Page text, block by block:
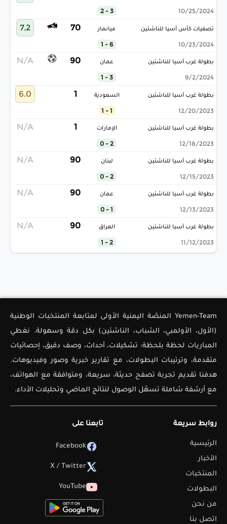
10/25/2024
3 - 2
تصفيات كأس آسيا للناشئين
10/23/2024
ميانمار
6 - 1
70
7.2
بطولة غرب آسيا للناشئين
9/2/2024
عمان
3 - 1
90
N/A
بطولة غرب آسيا للناشئين
12/20/2023
السعودية
1 - 1
1
6.0
بطولة غرب آسيا للناشئين
12/18/2023
الإمارات
2 - 0
1
N/A
بطولة غرب آسيا للناشئين
12/15/2023
لبنان
2 - 0
90
N/A
بطولة غرب آسيا للناشئين
12/13/2023
عمان
1 - 0
90
N/A
بطولة غرب آسيا للناشئين
11/12/2023
العراق
2 - 1
90
N/A
Yemen-Team المنصّة اليمنية الأولى لمتابعة المنتخبات الوطنية
(الأول، الأولمبي، الشباب، الناشئين) بكل دقة وسهولة. نغطي
المباريات لحظة بلحظة: تشكيلات، أحداث، وصف دقيق، إحصائيات
متقدمة، وترتيبات البطولات، مع تقارير خبرية وصور وفيديوهات.
هدفنا تقديم تجربة تصفح حديثة، سريعة، ومتوافقة مع الهواتف،
مع أرشفة شاملة تسهّل الوصول لنتائج الماضي وتحليلات الأداء.
روابط سريعة
الرئيسية
الأخبار
المنتخبات
البطولات
من نحن
اتصل بنا
تابعنا على
Facebook
X / Twitter
YouTube